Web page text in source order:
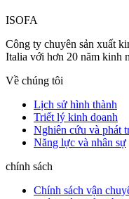
ISOFA
Công ty chuyên sản xuất
Italia với hơn 20 năm kinh
Về chúng tôi
Lịch sử hình thành
Triết lý kinh doanh
Nghiên cứu và phát
Năng lực và nhân sự
chính sách
Chính sách vận